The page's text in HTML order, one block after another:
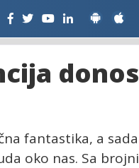
fantastika, a
oko nas. Sa